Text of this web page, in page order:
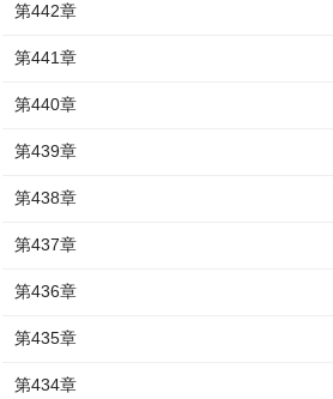
第442章
第441章
第440章
第439章
第438章
第437章
第436章
第435章
第434章